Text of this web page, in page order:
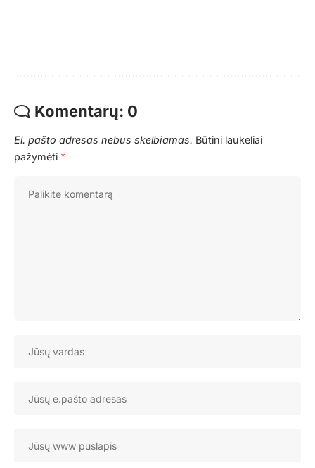
Komentarų: 0
El. pašto adresas nebus skelbiamas. Būtini laukeliai
pažymėti *